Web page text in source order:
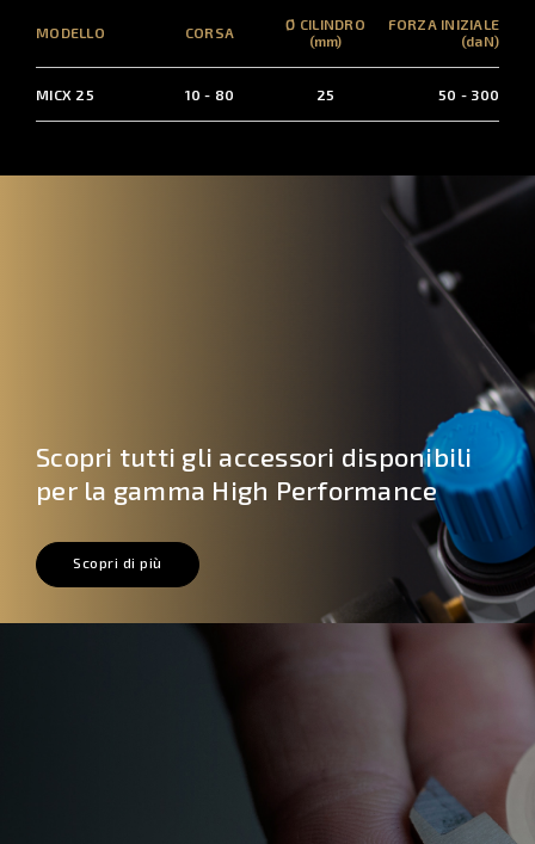
MODELLO CORSA
Ø CILINDRO
(mm)
FORZA INIZIALE
(daN)
MICX 25 10 - 80 25 50 - 300
Scopri tutti gli accessori disponibili
per la gamma High Performance
Scopri di più